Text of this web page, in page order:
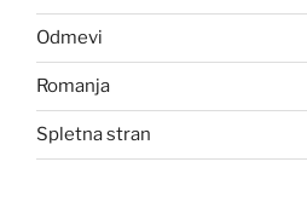
Odmevi
Romanja
Spletna stran